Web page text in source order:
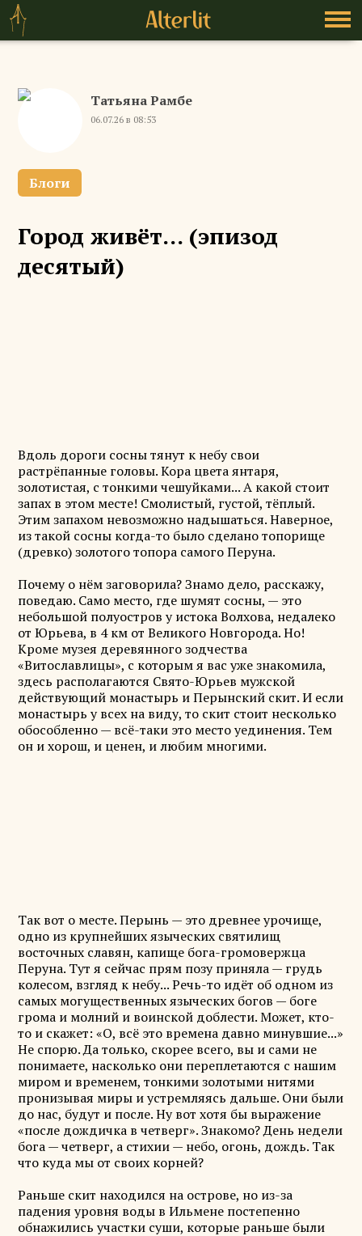
Татьяна Рамбе
06.07.26 в 08:53
Блоги
Город живёт... (эпизод
десятый)
Вдоль дороги сосны тянут к небу свои
растрёпанные головы. Кора цвета янтаря,
золотистая, с тонкими чешуйками... А какой стоит
запах в этом месте! Смолистый, густой, тёплый.
Этим запахом невозможно надышаться. Наверное,
из такой сосны когда-то было сделано топорище
(древко) золотого топора самого Перуна.
Почему о нём заговорила? Знамо дело, расскажу,
поведаю. Само место, где шумят сосны, — это
небольшой полуостров у истока Волхова, недалеко
от Юрьева, в 4 км от Великого Новгорода. Но!
Кроме музея деревянного зодчества
«Витославлицы», с которым я вас уже знакомила,
здесь располагаются Свято-Юрьев мужской
действующий монастырь и Перынский скит. И если
монастырь у всех на виду, то скит стоит несколько
обособленно — всё-таки это место уединения. Тем
он и хорош, и ценен, и любим многими.
Так вот о месте. Перынь — это древнее урочище,
одно из крупнейших языческих святилищ
восточных славян, капище бога-громовержца
Перуна. Тут я сейчас прям позу приняла — грудь
колесом, взгляд к небу... Речь-то идёт об одном из
самых могущественных языческих богов — боге
грома и молний и воинской доблести. Может, кто-
то и скажет: «О, всё это времена давно минувшие...»
Не спорю. Да только, скорее всего, вы и сами не
понимаете, насколько они переплетаются с нашим
миром и временем, тонкими золотыми нитями
пронизывая миры и устремляясь дальше. Они были
до нас, будут и после. Ну вот хотя бы выражение
«после дождичка в четверг». Знакомо? День недели
бога — четверг, а стихии — небо, огонь, дождь. Так
что куда мы от своих корней?
Раньше скит находился на острове, но из-за
падения уровня воды в Ильмене постепенно
обнажились участки суши, которые раньше были